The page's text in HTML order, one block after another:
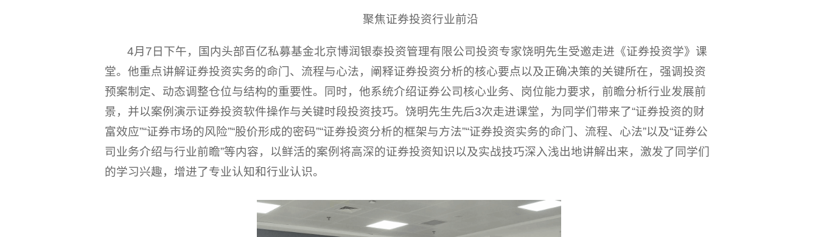
聚焦证券投资行业前沿
4月7日下午，国内头部百亿私募基金北京博润银泰投资管理有限公司投资专家饶明先生受邀走进《证券投资学》课
堂。他重点讲解证券投资实务的命门、流程与心法，阐释证券投资分析的核心要点以及正确决策的关键所在，强调投资
预案制定、动态调整仓位与结构的重要性。同时，他系统介绍证券公司核心业务、岗位能力要求，前瞻分析行业发展前
景，并以案例演示证券投资软件操作与关键时段投资技巧。饶明先生先后3次走进课堂，为同学们带来了“证券投资的财
富效应”“证券市场的风险”“股价形成的密码”“证券投资分析的框架与方法”“证券投资实务的命门、流程、心法”以及“证券公
司业务介绍与行业前瞻”等内容，以鲜活的案例将高深的证券投资知识以及实战技巧深入浅出地讲解出来，激发了同学们
的学习兴趣，增进了专业认知和行业认识。